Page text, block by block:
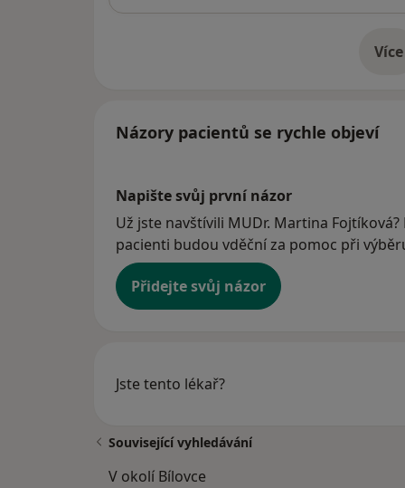
Více
o
Názory pacientů se rychle objeví
Napište svůj první názor
Už jste navštívili MUDr. Martina
pacienti budou vděční za pomoc při
Přidejte svůj názor
Jste tento lékař?
Související vyhledávání
V okolí Bílovce